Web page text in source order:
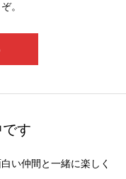
。
す
い仲間と一緒に楽しく